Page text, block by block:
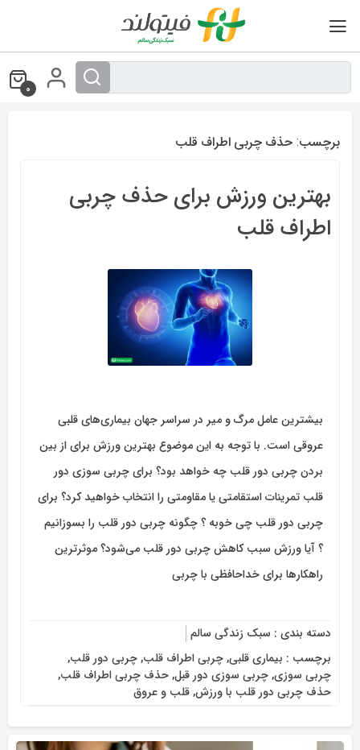
0
برچسب: حذف چربی اطراف قلب
بهترین ورزش برای حذف چربی
اطراف قلب
بیشترین عامل مرگ‌ و میر در سراسر جهان بیماری‌های قلبی
عروقی است. با توجه به این موضوع بهترین ورزش برای از بین
بردن چربی دور قلب چه خواهد بود؟ برای چربی سوزی دور
قلب تمرینات استقامتی یا مقاومتی را انتخاب خواهید کرد؟‌ برای
چربی دور قلب چی خوبه ؟‌ چگونه چربی دور قلب را بسوزانیم
؟ آیا ورزش سبب کاهش چربی دور قلب می‌شود؟‌ موثرترین
راهکارها برای خداحافظی با چربی
دسته بندی : سبک زندگی سالم
برچسب : بیماری قلبی,چربی اطراف قلب,چربی دور قلب,
چربی سوزی,چربی سوزی دور قبل,حذف چربی اطراف قلب,
حذف چربی دور قلب با ورزش,قلب و عروق